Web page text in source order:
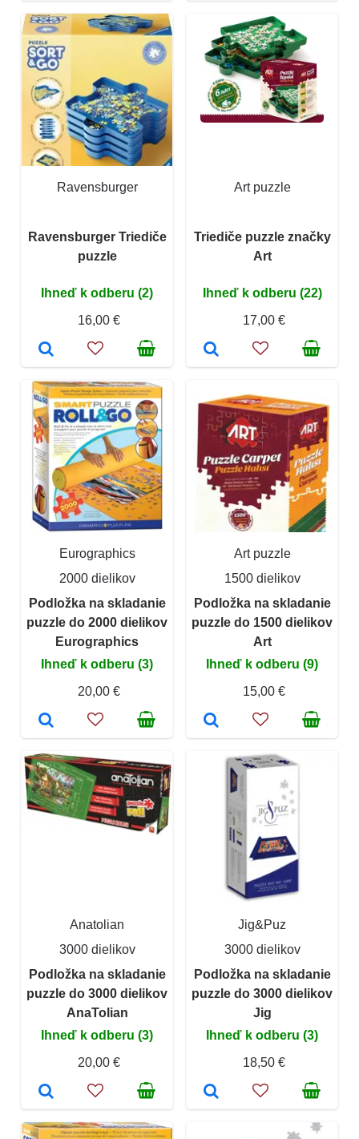
Ravensburger
Ravensburger Triediče
puzzle
Ihneď k odberu (2)
16,00 €
Art puzzle
Triediče puzzle značky
Art
Ihneď k odberu (22)
17,00 €
Eurographics
2000 dielikov
Podložka na skladanie
puzzle do 2000 dielikov
Eurographics
Ihneď k odberu (3)
20,00 €
Art puzzle
1500 dielikov
Podložka na skladanie
puzzle do 1500 dielikov
Art
Ihneď k odberu (9)
15,00 €
Anatolian
3000 dielikov
Podložka na skladanie
puzzle do 3000 dielikov
AnaTolian
Ihneď k odberu (3)
20,00 €
Jig&Puz
3000 dielikov
Podložka na skladanie
puzzle do 3000 dielikov
Jig
Ihneď k odberu (3)
18,50 €